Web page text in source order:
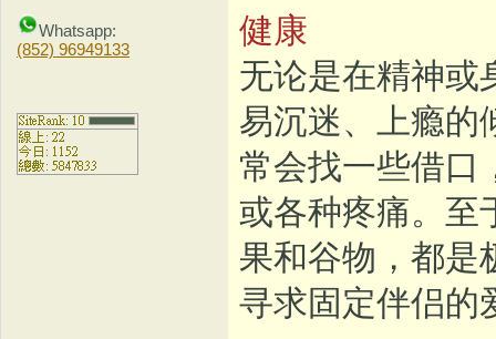
Whatsapp:
(852) 96949133
健康
无论是在精神或
易沉迷、上瘾的
常会找一些借口
或各种疼痛。至
果和谷物，都是
寻求固定伴侣的